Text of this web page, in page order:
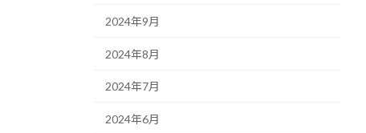
2024年9月
2024年8月
2024年7月
2024年6月